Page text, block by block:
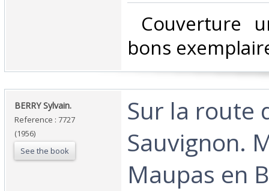
Couverture
bons
‎BERRY Sylvain.‎
Reference : 7727
(1956)
See the book
‎Sur la route
Sauvignon.
Maupas en